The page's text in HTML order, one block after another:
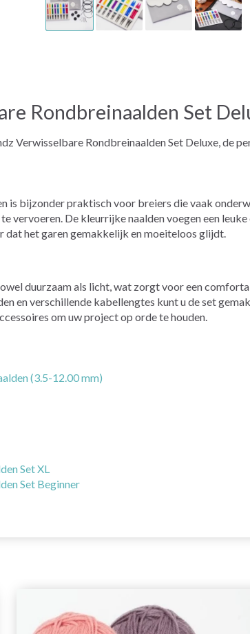
Rondbreinaalden Set
Verwisselbare Rondbreinaalden Set Deluxe, de
is bijzonder praktisch voor breiers die vaak
vervoeren. De kleurrijke naalden voegen een
het garen gemakkelijk en moeiteloos glijdt.
duurzaam als licht, wat zorgt voor een
en verschillende kabellengtes kunt u de set
om uw project op orde te houden.
(3.5-12.00 mm)
Set XL
Set Beginner